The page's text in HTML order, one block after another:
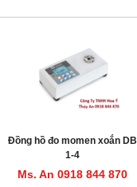
Đồng hồ đo momen xoắn DB
1-4
Ms. An 0918 844 870